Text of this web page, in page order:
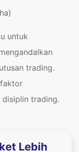
untuk
trading.
disiplin trading.
Lebih